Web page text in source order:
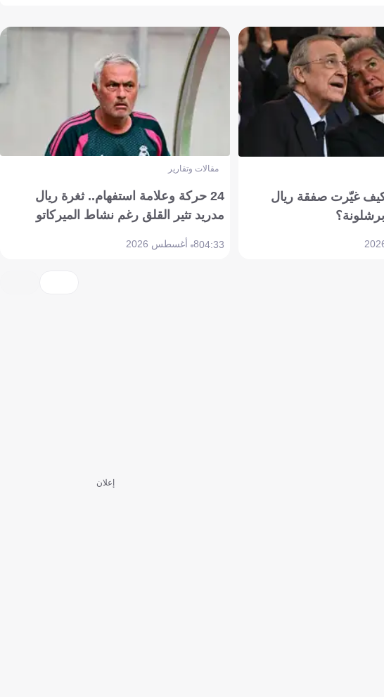
كيف غيّرت صفقة ريال
مقالات وتقارير
24 حركة وعلامة استفهام.. ثغرة ريال
مدريد تثير القلق رغم نشاط الميركاتو
04:338 أغسطس 2026
إعلان